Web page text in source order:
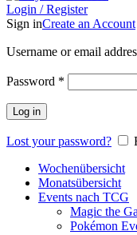
Login / Register
Sign inCreate an Account
Username or email
Password *
Log in
Lost your password?
Wochenübersicht
Monatsübersicht
Events nach TCG
Magic the
Pokémon